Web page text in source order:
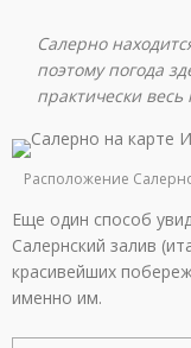
Салерно
поэтому погода
практически весь
Расположение
Еще один способ
Салернский залив
красивейших
именно им.